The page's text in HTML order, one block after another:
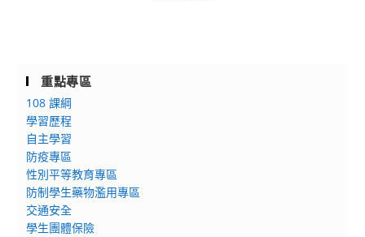
重點專區
108 課綱
學習歷程
自主學習
防疫專區
性別平等教育專區
防制學生藥物濫用專區
交通安全
學生團體保險